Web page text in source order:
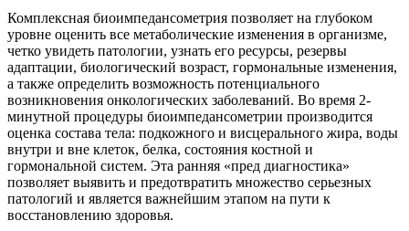
Комплексная биоимпедансометрия позволяет на глубоком
уровне оценить все метаболические изменения в организме,
четко увидеть патологии, узнать его ресурсы, резервы
адаптации, биологический возраст, гормональные изменения,
а также определить возможность потенциального
возникновения онкологических заболеваний. Во время 2-
минутной процедуры биоимпедансометрии производится
оценка состава тела: подкожного и висцерального жира, воды
внутри и вне клеток, белка, состояния костной и
гормональной систем. Эта ранняя «пред диагностика»
позволяет выявить и предотвратить множество серьезных
патологий и является важнейшим этапом на пути к
восстановлению здоровья.